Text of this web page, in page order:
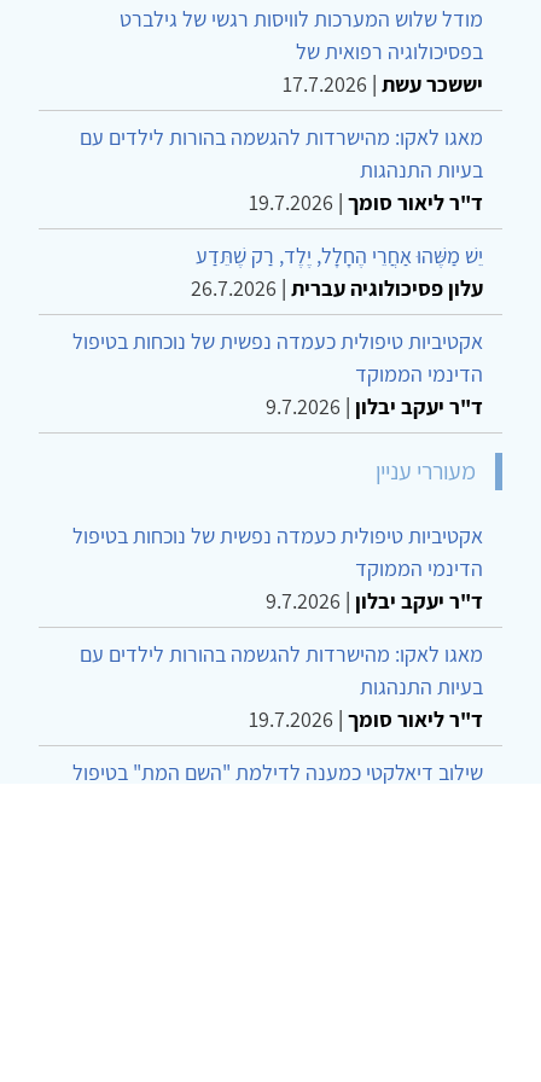
מודל שלוש המערכות לוויסות רגשי של גילברט
בפסיכולוגיה רפואית של
יששכר עשת |
17.7.2026
מאגו לאקו: מהישרדות להגשמה בהורות לילדים עם
בעיות התנהגות
ד"ר ליאור סומך |
19.7.2026
יֵשׁ מַשֶּׁהוּ אַחֲרֵי הֶחָלָל, יֶלֶד, רַק שֶׁתֵּדַע
עלון פסיכולוגיה עברית |
26.7.2026
אקטיביות טיפולית כעמדה נפשית של נוכחות בטיפול
הדינמי הממוקד
ד"ר יעקב יבלון |
9.7.2026
מעוררי עניין
אקטיביות טיפולית כעמדה נפשית של נוכחות בטיפול
הדינמי הממוקד
ד"ר יעקב יבלון |
9.7.2026
מאגו לאקו: מהישרדות להגשמה בהורות לילדים עם
בעיות התנהגות
ד"ר ליאור סומך |
19.7.2026
שילוב דיאלקטי כמענה לדילמת "השם המת" בטיפול